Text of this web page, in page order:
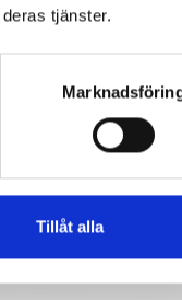
tjänster.
Tillåt alla